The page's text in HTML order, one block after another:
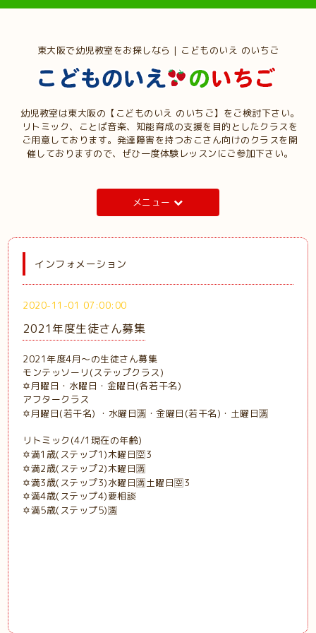
東大阪で幼児教室をお探しなら | こどものいえ のいちご
幼児教室は東大阪の【こどものいえ のいちご】をご検討下さい。
リトミック、ことば音楽、知能育成の支援を目的としたクラスを
ご用意しております。発達障害を持つおこさん向けのクラスを開
催しておりますので、ぜひ一度体験レッスンにご参加下さい。
メニュー
インフォメーション
2020-11-01 07:00:00
2021年度生徒さん募集
2021年度4月～の生徒さん募集
モンテッソーリ(ステップクラス)
✡️月曜日・水曜日・金曜日(各若干名)
アフタークラス
✡️月曜日(若干名) ・水曜日🈵・金曜日(若干名)・土曜日🈵
リトミック(4/1現在の年齢)
✡️満1歳(ステップ1)木曜日🈳3
✡️満2歳(ステップ2)木曜日🈵
✡️満3歳(ステップ3)水曜日🈵土曜日🈳3
✡️満4歳(ステップ4)要相談
✡️満5歳(ステップ5)🈵